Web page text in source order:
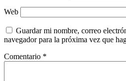
Web
Guardar mi nombre, correo
navegador para la próxima vez que
Comentario *